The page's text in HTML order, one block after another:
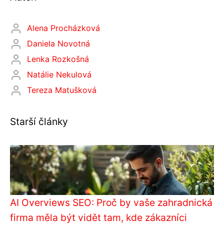
Alena Procházková
Daniela Novotná
Lenka Rozkošná
Natálie Nekulová
Tereza Matušková
Starší články
AI Overviews SEO: Proč by vaše zahradnická
firma měla být vidět tam, kde zákazníci